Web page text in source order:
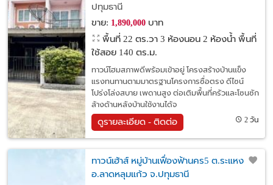
ปทุมธานี
ขาย: 1,890,000บาท
พื้นที่ 22 ตร.วา 3 ห้องนอน 2 ห้องน้ำ พื้นที่
ใช้สอย 140 ตร.ม.
ทาวน์โฮมสภาพดีพร้อมเข้าอยู่ โครงสร้างบ้านแข็ง
แรงทนทานตามมาตรฐานโครงการซื่อตรง ดีไซน์
โปร่งโล่งสบาย เพดานสูง ต่อเติมพื้นที่ครัวและโซนซัก
ล้างด้านหลังบ้านใช้งานได้จ
ดูรายละเอียด - ติดต่อ 2 วัน
ทาวน์เฮ้าส์ หมู่บ้านเฟื่องฟ้านคร5 ต.ระแหง
อ.ลาดหลุมแก้ว จ.ปทุมธานี